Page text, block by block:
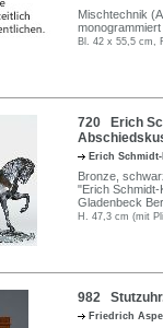
Mischtechnik
Bl. 42 x 55,5 cm,
720 Erich
Erich
Bronze,
"Erich
Gladenbeck
H. 47,3 cm (mit
982
Friedrich